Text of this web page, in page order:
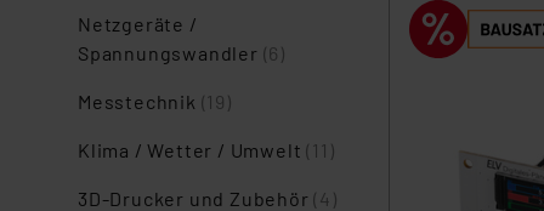
Netzgeräte /
Spannungswandler (6)
Messtechnik (19)
Klima / Wetter / Umwelt(11)
3D-Drucker und Zubehör(4)